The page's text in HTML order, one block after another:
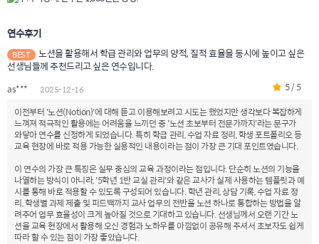
연수후기
BEST
노션을 활용해서 학급 관리와 업무의 양적, 질적 효율을 동시에 높이고 싶은
선생님들께 추천드리고 싶은 연수입니다.
as*** 2025-12-16
5 / 5
이전부터 '노션(Notion)'에 대해 듣고 이용해보려고 시도는 했었지만 생각보다 복잡하게
느껴져 적극적인 활용에는 어려움을 느끼던 중 '노션 초보부터 전문가까지'라는 문구가
와닿아 연수를 신청하게 되었습니다. 특히 학급 관리, 수업 자료 정리, 학생 포트폴리오 등
교육 현장에 바로 적용 가능한 실용적인 내용이라는 점이 가장 큰 기대 포인트였습니다.
이 연수의 가장 큰 특징은 실무 중심의 교육 과정이라는 점입니다. 단순히 노션의 기능을
나열하는 방식이 아니라, '5학년 1반 교실 관리'와 같은 교사가 실제 사용하는 템플릿과 예
시를 통해 바로 적용할 수 있도록 구성되어 있습니다. 학년 관리, 상담 기록, 수업 자료 정
리, 학생별 과제 제출 및 피드백까지 교사 업무의 전반을 노션 하나로 통합하는 방법을 알
려주어 업무 효율성이 크게 높아질 것으로 기대하고 있습니다. 선생님께서 오랜 기간 노
션을 교육 현장에서 활용해 오신 경험과 노하우를 아낌없이 공유해 주셔서 초보자도 쉽게
따라 할 수 있는 점이 가장 좋았습니다.